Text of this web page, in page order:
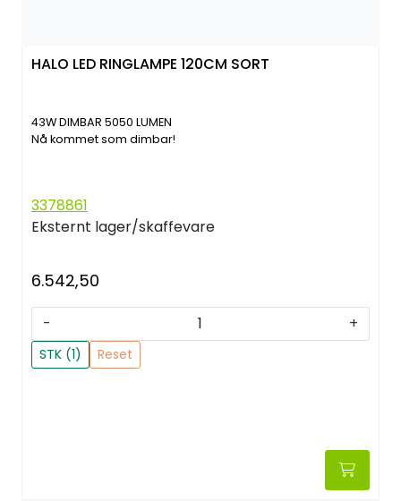
HALO LED RINGLAMPE 120CM SORT
43W DIMBAR 5050 LUMEN
Nå kommet som dimbar!
3378861
Eksternt lager/skaffevare
6.542,50
- +
STK (1) Reset